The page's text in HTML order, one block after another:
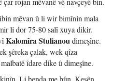
mêvan û li wir bimînin mala
li dor 75-80 salî xuya dikir.
Kalomîra Stulianoudimeşîne.
şêreka çalak, wek qîza
îdare dike û dimeşîne.
Li benda me bûn. Kesên